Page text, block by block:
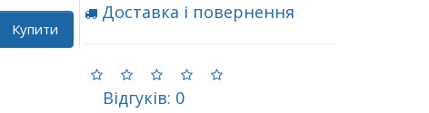
Купити
Доставка і повернення
Відгуків: 0